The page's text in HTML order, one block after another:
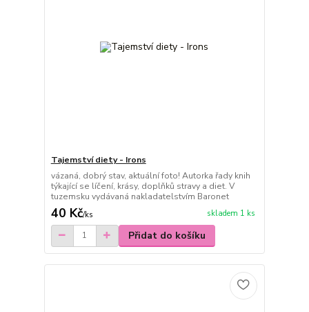
Tajemství diety - Irons
vázaná, dobrý stav, aktuální foto! Autorka řady knih
týkající se líčení, krásy, doplňků stravy a diet. V
tuzemsku vydávaná nakladatelstvím Baronet
40 Kč/ks skladem 1 ks
Přidat do košíku